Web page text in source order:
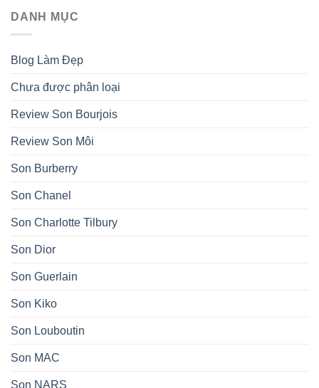
DANH MỤC
Blog Làm Đẹp
Chưa được phân loại
Review Son Bourjois
Review Son Môi
Son Burberry
Son Chanel
Son Charlotte Tilbury
Son Dior
Son Guerlain
Son Kiko
Son Louboutin
Son MAC
Son NARS